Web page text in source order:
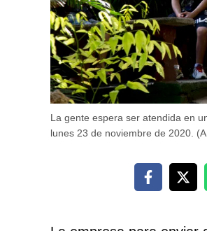
La gente espera ser atendida en
lunes 23 de noviembre de 2020.